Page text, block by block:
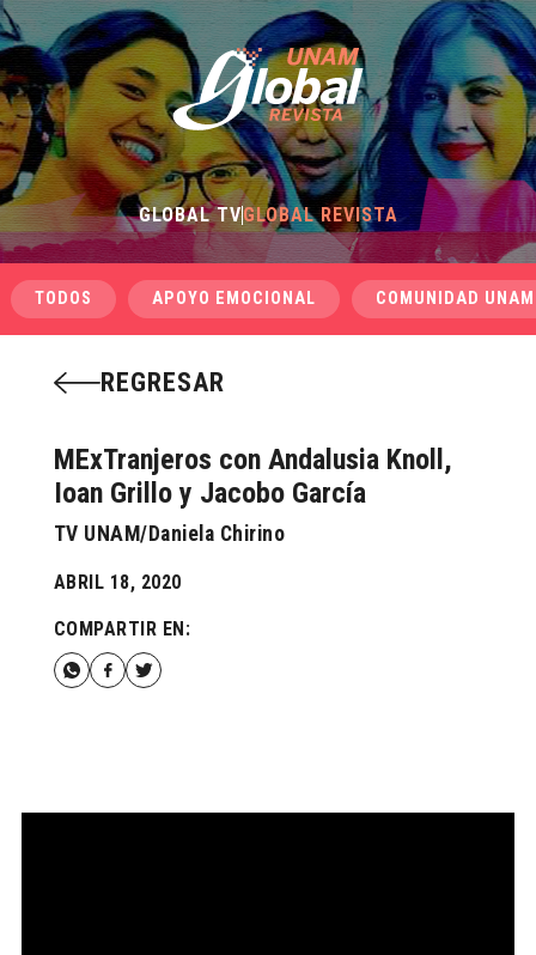
GLOBAL TVGLOBAL REVISTA
TODOS APOYO EMOCIONAL COMUNIDAD UNAM
REGRESAR
MExTranjeros con Andalusia Knoll,
Ioan Grillo y Jacobo García
TV UNAM/Daniela Chirino
ABRIL 18, 2020
COMPARTIR EN: